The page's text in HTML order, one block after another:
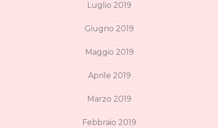
Luglio 2019
Giugno 2019
Maggio 2019
Aprile 2019
Marzo 2019
Febbraio 2019